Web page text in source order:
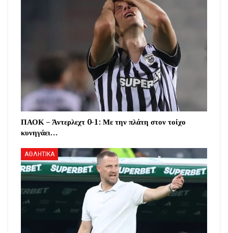
ΠΑΟΚ – Άντερλεχτ 0-1: Με την πλάτη στον τοίχο
κυνηγάει…
ΑΘΛΗΤΙΚΑ